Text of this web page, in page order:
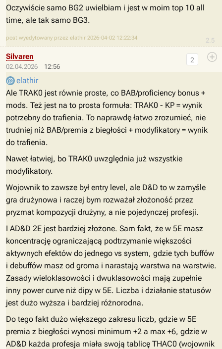
2.5
Oczywiście samo BG2 uwielbiam i jest w moim top 10 all
time, ale tak samo BG3.
post wyedytowany przez elathir 2026-04-02 12:22:34
02.04.2026 12:56
2
Silvaren
elathir
Ale TRAK0 jest równie proste, co BAB/proficiency bonus +
mods. Też jest na to prosta formuła: TRAK0 - KP = wynik
potrzebny do trafienia. To naprawdę łatwo zrozumieć, nie
trudniej niż BAB/premia z biegłości + modyfikatory = wynik
do trafienia.
Nawet łatwiej, bo TRAK0 uwzględnia już wszystkie
modyfikatory.
Wojownik to zawsze był entry level, ale D&D to w zamyśle
gra drużynowa i raczej bym rozważał złożoność przez
pryzmat kompozycji drużyny, a nie pojedynczej profesji.
I AD&D 2E jest bardziej złożone. Sam fakt, że w 5E masz
koncentrację ograniczającą podtrzymanie większości
aktywnych efektów do jednego vs system, gdzie tych buffów
i debuffów masz od groma i narastają warstwa na warstwie.
Zasady wieloklasowości i dwuklasowości mają zupełnie
inny power curve niż dipy w 5E. Liczba i działanie statusów
jest dużo wyższa i bardziej różnorodna.
Do tego fakt dużo większego zakresu liczb, gdzie w 5E
premia z biegłości wynosi minimum +2 a max +6, gdzie w
AD&D każda profesja miała swoją tablicę THAC0 (wojownik